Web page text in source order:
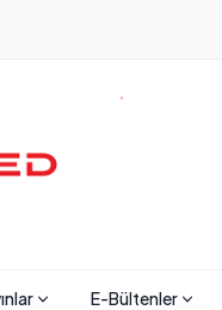
E-Bültenler